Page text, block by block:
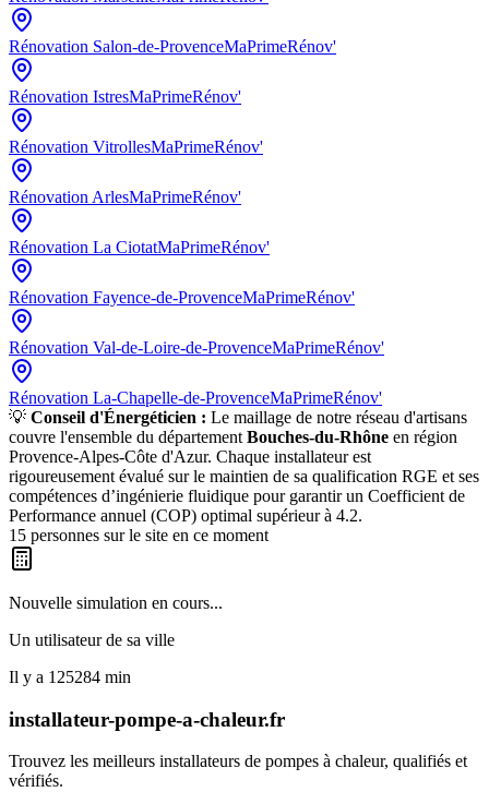
Rénovation Salon-de-ProvenceMaPrimeRénov'
Rénovation IstresMaPrimeRénov'
Rénovation VitrollesMaPrimeRénov'
Rénovation ArlesMaPrimeRénov'
Rénovation La CiotatMaPrimeRénov'
Rénovation Fayence-de-ProvenceMaPrimeRénov'
Rénovation Val-de-Loire-de-ProvenceMaPrimeRénov'
Rénovation La-Chapelle-de-ProvenceMaPrimeRénov'
💡 Conseil d'Énergéticien : Le maillage de notre réseau d'artisans
couvre l'ensemble du département Bouches-du-Rhône en région
Provence-Alpes-Côte d'Azur. Chaque installateur est
rigoureusement évalué sur le maintien de sa qualification RGE et ses
compétences d’ingénierie fluidique pour garantir un Coefficient de
Performance annuel (COP) optimal supérieur à 4.2.
15 personnes sur le site en ce moment
Nouvelle simulation en cours...
Un utilisateur de sa ville
Il y a 125284 min
installateur-pompe-a-chaleur.fr
Trouvez les meilleurs installateurs de pompes à chaleur, qualifiés et
vérifiés.